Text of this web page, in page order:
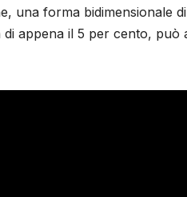
una forma bidimensionale
appena il 5 per cento,